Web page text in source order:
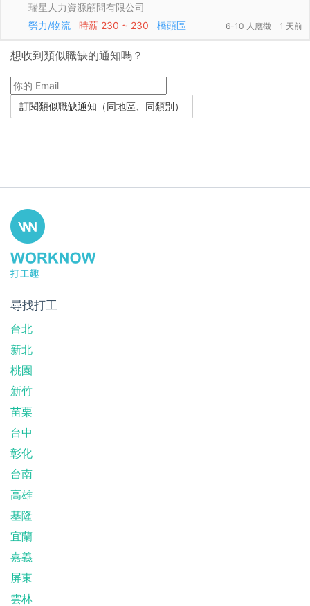
瑞星人力資源顧問有限公司
勞力/物流
時薪 230 ~ 230 橋頭區 6-10 人應徵 1 天前
想收到類似職缺的通知嗎？
尋找打工
台北
新北
桃園
新竹
苗栗
台中
彰化
台南
高雄
基隆
宜蘭
嘉義
屏東
雲林